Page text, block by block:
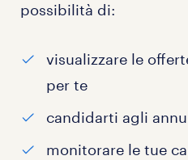
possibilità di:
visualizzare le
per te
candidarti agli
monitorare le tue